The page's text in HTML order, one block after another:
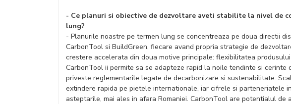
- Ce planuri si obiective de dezvoltare aveti stabilite la nivel de
lung?
- Planurile noastre pe termen lung se concentreaza pe doua directii
CarbonTool si BuildGreen, fiecare avand propria strategie de
crestere accelerata din doua motive principale: flexibilitatea
CarbonTool ii permite sa se adapteze rapid la noile tendinte si cerinte
priveste reglementarile legate de decarbonizare si sustenabilitate.
extindere rapida pe pietele internationale, iar cifrele si parteneriatele
asteptarile, mai ales in afara Romaniei. CarbonTool are potentialul de